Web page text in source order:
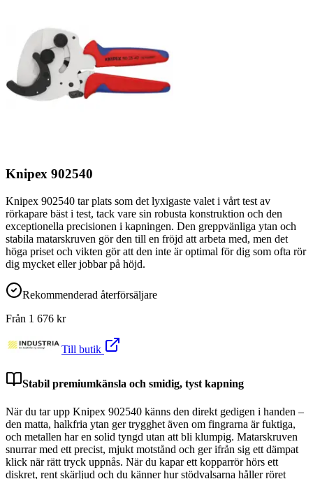
Knipex 902540
Knipex 902540 tar plats som det lyxigaste valet i vårt test av
rörkapare bäst i test, tack vare sin robusta konstruktion och den
exceptionella precisionen i kapningen. Den greppvänliga ytan och
stabila matarskruven gör den till en fröjd att arbeta med, men det
höga priset och vikten gör att den inte är optimal för dig som ofta rör
dig mycket eller jobbar på höjd.
Rekommenderad återförsäljare
Från 1 676 kr
Till butik
Stabil premiumkänsla och smidig, tyst kapning
När du tar upp Knipex 902540 känns den direkt gedigen i handen –
den matta, halkfria ytan ger trygghet även om fingrarna är fuktiga,
och metallen har en solid tyngd utan att bli klumpig. Matarskruven
snurrar med ett precist, mjukt motstånd och ger ifrån sig ett dämpat
klick när rätt tryck uppnås. När du kapar ett kopparrör hörs ett
diskret, rent skärljud och du känner hur stödvalsarna håller röret